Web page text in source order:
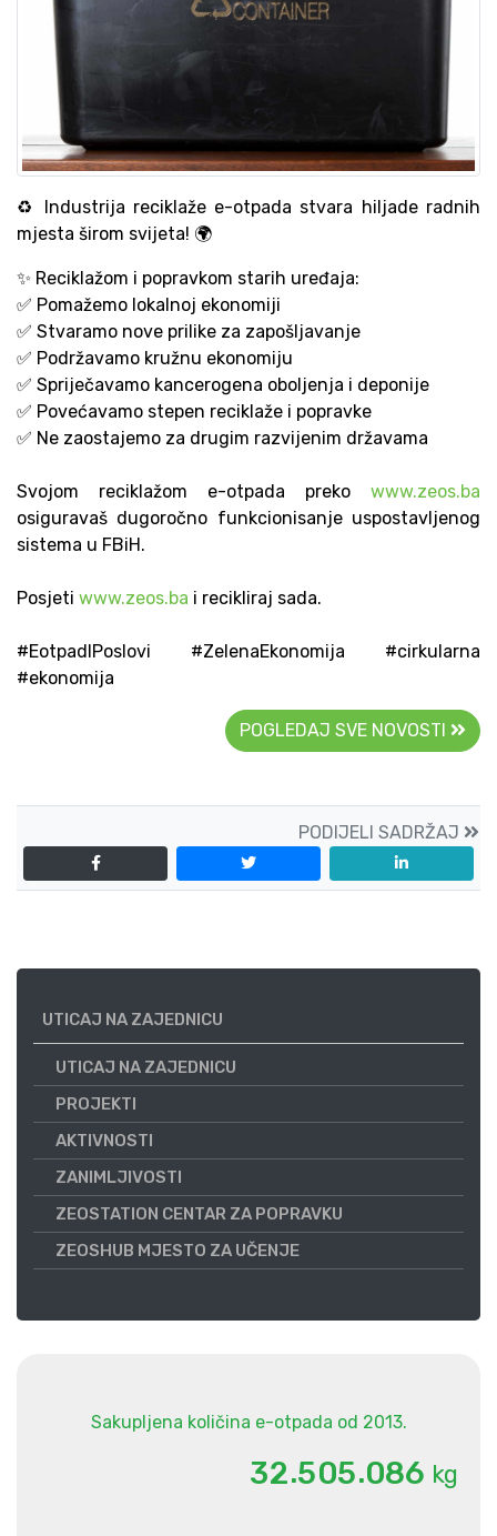
♻️ Industrija reciklaže e-otpada stvara hiljade radnih
mjesta širom svijeta! 🌍
✨ Reciklažom i popravkom starih uređaja:
✅ Pomažemo lokalnoj ekonomiji
✅ Stvaramo nove prilike za zapošljavanje
✅ Podržavamo kružnu ekonomiju
✅ Spriječavamo kancerogena oboljenja i deponije
✅ Povećavamo stepen reciklaže i popravke
✅ Ne zaostajemo za drugim razvijenim državama
Svojom reciklažom e-otpada preko www.zeos.ba
osiguravaš dugoročno funkcionisanje uspostavljenog
sistema u FBiH.
Posjeti www.zeos.ba i recikliraj sada.
#EotpadIPoslovi #ZelenaEkonomija #cirkularna
#ekonomija
POGLEDAJ SVE NOVOSTI
PODIJELI SADRŽAJ
UTICAJ NA ZAJEDNICU
UTICAJ NA ZAJEDNICU
PROJEKTI
AKTIVNOSTI
ZANIMLJIVOSTI
ZEOSTATION CENTAR ZA POPRAVKU
ZEOSHUB MJESTO ZA UČENJE
Sakupljena količina e-otpada od 2013.
32.505.086 kg